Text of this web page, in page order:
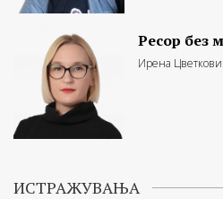
Ресор без
Ирена
ИСТРАЖУВАЊА